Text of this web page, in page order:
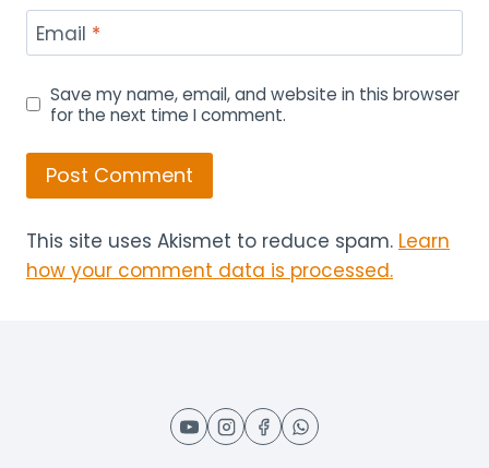
Email *
Save my name, email, and website in this browser
for the next time I comment.
This site uses Akismet to reduce spam. Learn
how your comment data is processed.